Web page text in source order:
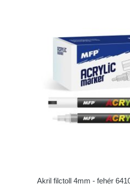
Akril filctoll 4mm - fehér